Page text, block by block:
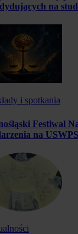
na
i spotkania
Festiwal
na USWPS